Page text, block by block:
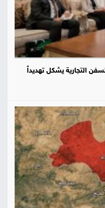
التجارية يشكل تهديداً